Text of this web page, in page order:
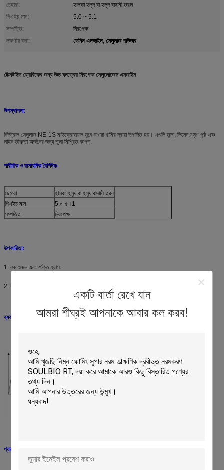
একটি বার্তা রেখে যান
আমরা শীঘ্রই আপনাকে আবার কল করব!
চেহারা:
হালকা হলুদ বা হলুদ বাদামী তরল
পিএইচ মান:
5.0 ~ 5.1
সম্পত্তি:
নিরপেক্ষ
লক্ষণীয় করা:
ডেনিম এনজাইম, সেলুলাজ পাউডার
টেক্সটাইল ফ্রেবিকের জন্য উচ্চ ঘনত্বের নিরপেক্ষ সেলুলোজেস এনজাইম
উপস্থাপনা:
নিউট্রাল সেলুলাজ NE-1S মাইক্রোবায়াল ডুবে যাওয়া খামির দ্বারা উত্পাদিত হয়। এগুলি তুলা, লিনেন,মসৃণ পৃষ্ঠ এবং
লাইন তীক্ষ্ণতা অর্জনের জন্য তুলা মিশ্রিত কাপড়.
শারীরিক ও রাসায়নিক বৈশিষ্ট্যঃ
চেহারা
হালকা হলুদ বা হলুদ বাদামী তরল
পিএইচ মান
5.০-৫।1
সম্পত্তি
নিরপেক্ষ
উপকারিতা:
1. কম ওজন এবং শক্তি হ্রাস.
2. আরও ভাল রঙ ধরে রাখা এবং রং স্নানে ব্যবহার করা যেতে পারে।
ব্যবহারের নির্দেশনাঃ
প্যাকেজিংঃ